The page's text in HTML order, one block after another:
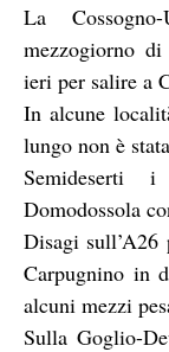
La
mezzogiorno
ieri per salire a
In alcune
lungo non è
Semideserti
Domodossola
Disagi sull’A26
Carpugnino in
alcuni mezzi
Sulla Goglio-